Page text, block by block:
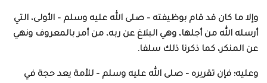
وإلا ما كان قد قام بوظيفته – صلى الله عليه وسلم – الأولى، التي
أرسله الله من أجلها، وهي البلاغ عن ربه، من أمر بالمعروف ونهي
عن المنكر، كما ذكرنا ذلك سلفا.
وعليه؛ فإن تقريره – صلى الله عليه وسلم – للأمة يعد حجة في